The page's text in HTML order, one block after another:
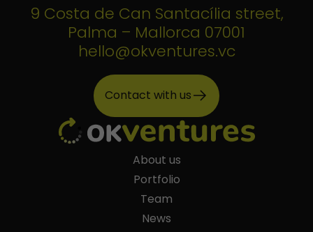
9 Costa de Can Santacília street,
Palma – Mallorca 07001
hello@okventures.vc
Contact with us
About us
Portfolio
Team
News